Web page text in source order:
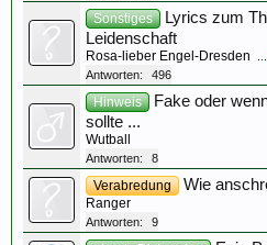
Sonstiges
Lyrics zum
Leidenschaft
Rosa-lieber Engel-Dresden
Antworten: 496
Hinweis
Fake oder
sollte ...
Wutball
Antworten: 8
Verabredung Wie
Ranger
Antworten: 9